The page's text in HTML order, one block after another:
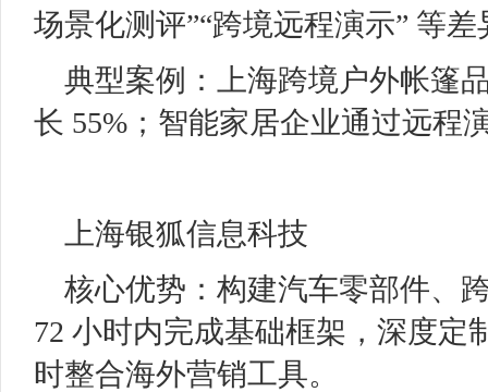
场景化测评”“跨境远程演示” 等
典型案例：上海跨境户外帐篷
长 55%；智能家居企业通过远程
上海银狐信息科技
核心优势：构建汽车零部件、
72 小时内完成基础框架，深度定
时整合海外营销工具。